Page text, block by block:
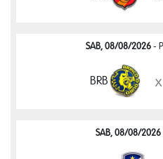
SAB, 08/08/2026-
BRB
SAB, 08/08/2026